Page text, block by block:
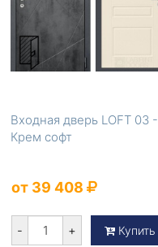
Входная дверь LOFT 03 -
Крем софт
от 39 408
- + Купить